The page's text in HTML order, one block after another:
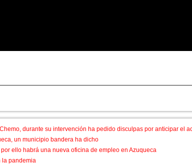
durante su intervención ha pedido disculpas por anticipar el
un municipio bandera ha dicho
ello habrá una nueva oficina de empleo en Azuqueca
la pandemia